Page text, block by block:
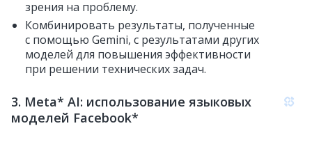
зрения на проблему.
Комбинировать результаты, полученные
с помощью Gemini, с результатами других
моделей для повышения эффективности
при решении технических задач.
3. Meta* AI: использование языковых
моделей Facebook*